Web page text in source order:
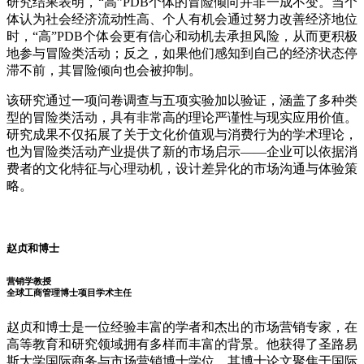
体认为社会经济流动性高、个人有机会通过努力改善经济地位
时，“高”PDB个体会更有信心和动机去承担风险，从而更积极
地参与冒险类活动；反之，如果他们感知到自己的经济状态停
滞不前，其冒险倾向也会被抑制。
该研究通过一项问卷调查与五项实验加以验证，涵盖了多种类
型的冒险类活动，具有非常高的理论严谨性与现实应用价值。
研究成果不仅拓展了关于文化价值观与消费行为的学术理论，
也为冒险类活动产业提供了新的市场启示——企业可以依据消
费者的文化特征与心理动机，设计差异化的市场沟通与体验策
略。
赵贞和博士
营销学教授
全球工商管理博士项目学术主任
赵贞和博士是一位经验丰富的学者和杰出的市场营销专家，在
高等教育和研究领域拥有多样而丰富的背景。他获得了圣路易
斯大学国际商务与市场营销博士学位，其博士论文聚焦于国际